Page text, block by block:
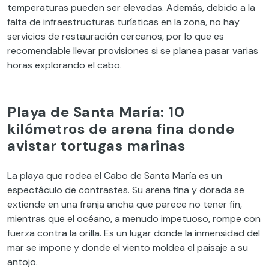
temperaturas pueden ser elevadas. Además, debido a la
falta de infraestructuras turísticas en la zona, no hay
servicios de restauración cercanos, por lo que es
recomendable llevar provisiones si se planea pasar varias
horas explorando el cabo.
Playa de Santa María: 10
kilómetros de arena fina donde
avistar tortugas marinas
La playa que rodea el Cabo de Santa María es un
espectáculo de contrastes. Su arena fina y dorada se
extiende en una franja ancha que parece no tener fin,
mientras que el océano, a menudo impetuoso, rompe con
fuerza contra la orilla. Es un lugar donde la inmensidad del
mar se impone y donde el viento moldea el paisaje a su
antojo.